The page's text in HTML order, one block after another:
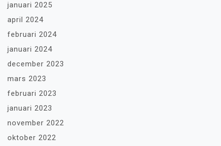
januari 2025
april 2024
februari 2024
januari 2024
december 2023
mars 2023
februari 2023
januari 2023
november 2022
oktober 2022